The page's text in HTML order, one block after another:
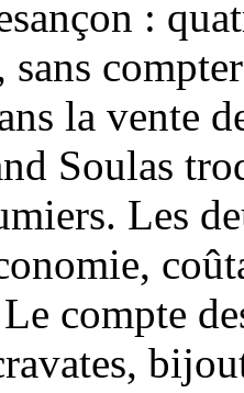
:
sans
la vente
Soulas
Les
compte